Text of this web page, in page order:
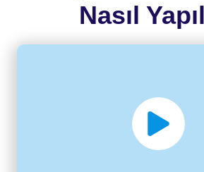
Nasıl